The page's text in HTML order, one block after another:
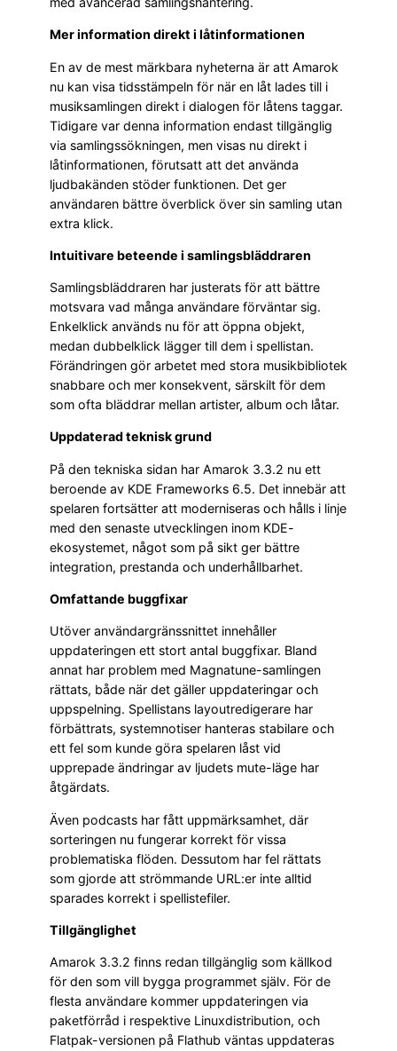
Mer information direkt i låtinformationen
En av de mest märkbara nyheterna är att Amarok
nu kan visa tidsstämpeln för när en låt lades till i
musiksamlingen direkt i dialogen för låtens taggar.
Tidigare var denna information endast tillgänglig
via samlingssökningen, men visas nu direkt i
låtinformationen, förutsatt att det använda
ljudbakänden stöder funktionen. Det ger
användaren bättre överblick över sin samling utan
extra klick.
Intuitivare beteende i samlingsbläddraren
Samlingsbläddraren har justerats för att bättre
motsvara vad många användare förväntar sig.
Enkelklick används nu för att öppna objekt,
medan dubbelklick lägger till dem i spellistan.
Förändringen gör arbetet med stora musikbibliotek
snabbare och mer konsekvent, särskilt för dem
som ofta bläddrar mellan artister, album och låtar.
Uppdaterad teknisk grund
På den tekniska sidan har Amarok 3.3.2 nu ett
beroende av KDE Frameworks 6.5. Det innebär att
spelaren fortsätter att moderniseras och hålls i linje
med den senaste utvecklingen inom KDE-
ekosystemet, något som på sikt ger bättre
integration, prestanda och underhållbarhet.
Omfattande buggfixar
Utöver användargränssnittet innehåller
uppdateringen ett stort antal buggfixar. Bland
annat har problem med Magnatune-samlingen
rättats, både när det gäller uppdateringar och
uppspelning. Spellistans layoutredigerare har
förbättrats, systemnotiser hanteras stabilare och
ett fel som kunde göra spelaren låst vid
upprepade ändringar av ljudets mute-läge har
åtgärdats.
Även podcasts har fått uppmärksamhet, där
sorteringen nu fungerar korrekt för vissa
problematiska flöden. Dessutom har fel rättats
som gjorde att strömmande URL:er inte alltid
sparades korrekt i spellistefiler.
Tillgänglighet
Amarok 3.3.2 finns redan tillgänglig som källkod
för den som vill bygga programmet själv. För de
flesta användare kommer uppdateringen via
paketförråd i respektive Linuxdistribution, och
Flatpak-versionen på Flathub väntas uppdateras